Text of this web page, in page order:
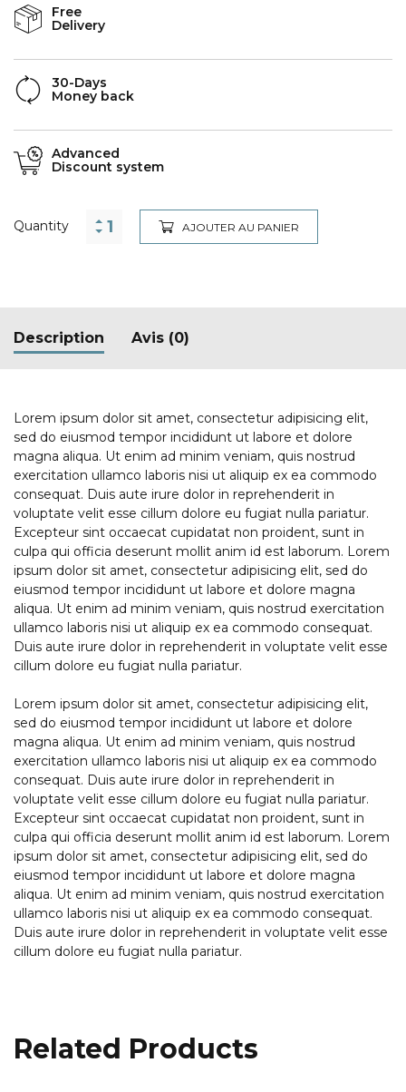
Free
Delivery
30-Days
Money back
Advanced
Discount system
Quantity AJOUTER AU PANIER
Description Avis (0)
Lorem ipsum dolor sit amet, consectetur adipisicing elit,
sed do eiusmod tempor incididunt ut labore et dolore
magna aliqua. Ut enim ad minim veniam, quis nostrud
exercitation ullamco laboris nisi ut aliquip ex ea commodo
consequat. Duis aute irure dolor in reprehenderit in
voluptate velit esse cillum dolore eu fugiat nulla pariatur.
Excepteur sint occaecat cupidatat non proident, sunt in
culpa qui officia deserunt mollit anim id est laborum. Lorem
ipsum dolor sit amet, consectetur adipisicing elit, sed do
eiusmod tempor incididunt ut labore et dolore magna
aliqua. Ut enim ad minim veniam, quis nostrud exercitation
ullamco laboris nisi ut aliquip ex ea commodo consequat.
Duis aute irure dolor in reprehenderit in voluptate velit esse
cillum dolore eu fugiat nulla pariatur.
Lorem ipsum dolor sit amet, consectetur adipisicing elit,
sed do eiusmod tempor incididunt ut labore et dolore
magna aliqua. Ut enim ad minim veniam, quis nostrud
exercitation ullamco laboris nisi ut aliquip ex ea commodo
consequat. Duis aute irure dolor in reprehenderit in
voluptate velit esse cillum dolore eu fugiat nulla pariatur.
Excepteur sint occaecat cupidatat non proident, sunt in
culpa qui officia deserunt mollit anim id est laborum. Lorem
ipsum dolor sit amet, consectetur adipisicing elit, sed do
eiusmod tempor incididunt ut labore et dolore magna
aliqua. Ut enim ad minim veniam, quis nostrud exercitation
ullamco laboris nisi ut aliquip ex ea commodo consequat.
Duis aute irure dolor in reprehenderit in voluptate velit esse
cillum dolore eu fugiat nulla pariatur.
Related Products